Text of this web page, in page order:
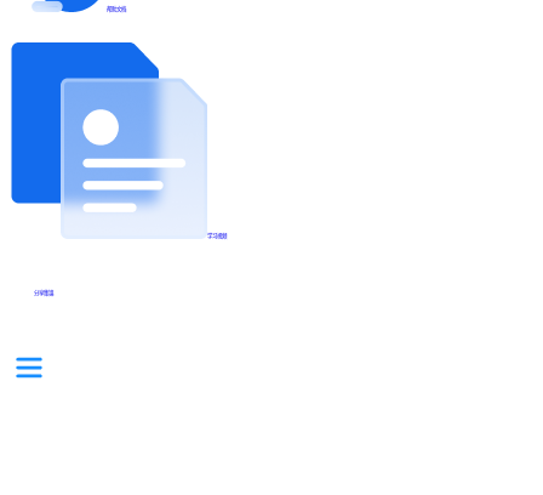
帮助文档
学习视频
分享集锦